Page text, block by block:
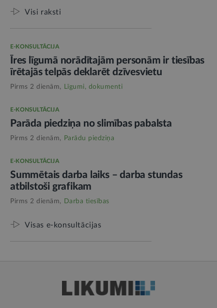
Visi raksti
E-KONSULTĀCIJA
Īres līgumā norādītajām personām ir tiesības
īrētajās telpās deklarēt dzīvesvietu
Pirms 2 dienām, Līgumi, dokumenti
E-KONSULTĀCIJA
Parāda piedziņa no slimības pabalsta
Pirms 2 dienām, Parādu piedziņa
E-KONSULTĀCIJA
Summētais darba laiks – darba stundas
atbilstoši grafikam
Pirms 2 dienām, Darba tiesības
Visas e-konsultācijas